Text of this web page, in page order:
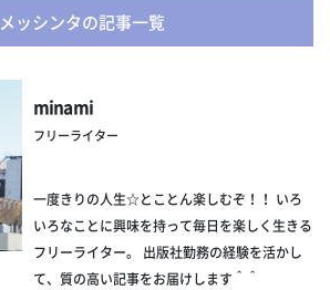
メッシンタの記事一覧
minami
フリーライター
一度きりの人生☆とことん楽しむぞ！！ いろ
いろなことに興味を持って毎日を楽しく生きる
フリーライター。 出版社勤務の経験を活かし
て、質の高い記事をお届けします＾＾